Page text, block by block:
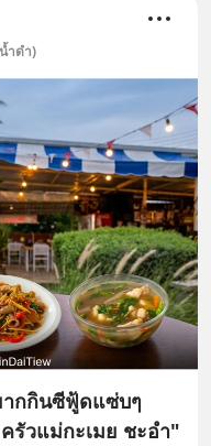
ำดำ)
กกินซีฟู้ดแซ่บๆ
รัวแม่กะเมย ชะอำ"